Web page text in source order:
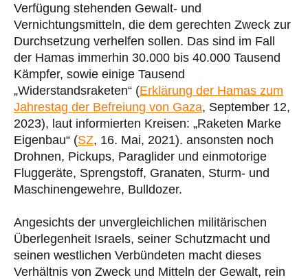
Verfügung stehenden Gewalt- und
Vernichtungsmitteln, die dem gerechten Zweck zur
Durchsetzung verhelfen sollen. Das sind im Fall
der Hamas immerhin 30.000 bis 40.000 Tausend
Kämpfer, sowie einige Tausend
„Widerstandsraketen“ (Erklärung der Hamas zum
Jahrestag der Befreiung von Gaza, September 12,
2023), laut informierten Kreisen: „Raketen Marke
Eigenbau“ (SZ, 16. Mai, 2021). ansonsten noch
Drohnen, Pickups, Paraglider und einmotorige
Fluggeräte, Sprengstoff, Granaten, Sturm- und
Maschinengewehre, Bulldozer.
Angesichts der unvergleichlichen militärischen
Überlegenheit Israels, seiner Schutzmacht und
seinen westlichen Verbündeten macht dieses
Verhältnis von Zweck und Mitteln der Gewalt, rein